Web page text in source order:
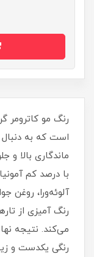
رنگ مو کاترومر
است که به
ماندگاری بالا
با درصد کم
رنگ‌ آمیزی از
می‌کند. نتیجه
رنگی یکدست و